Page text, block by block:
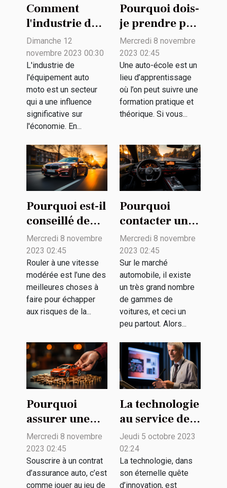
Comment
l'industrie de
l'équipement
auto moto
contribue à
l'économie
Dimanche 12
novembre 2023 00:30
L'industrie de
l'équipement auto
moto est un secteur
qui a une influence
significative sur
l'économie. En...
Pourquoi dois-
je prendre par
une auto-
école ?
Mercredi 8 novembre
2023 02:45
Une auto-école est un
lieu d’apprentissage
où l’on peut suivre une
formation pratique et
théorique. Si vous...
Pourquoi est-il
conseillé de
rouler à une
vitesse
modérée ?
Mercredi 8 novembre
2023 02:45
Rouler à une vitesse
modérée est l’une des
meilleures choses à
faire pour échapper
aux risques de la...
Pourquoi
contacter un
simulateur en
ligne pour un
achat de
véhicule ?
Mercredi 8 novembre
2023 02:45
Sur le marché
automobile, il existe
un très grand nombre
de gammes de
voitures, et ceci un
peu partout. Alors...
Pourquoi
assurer une
voiture ?
Mercredi 8 novembre
2023 02:45
Souscrire à un contrat
d’assurance auto, c’est
comme jouer au jeu de
La technologie
au service de
la biodiversité
: enjeux et
défis
Jeudi 5 octobre 2023
02:24
La technologie, dans
son éternelle quête
d’innovation, est